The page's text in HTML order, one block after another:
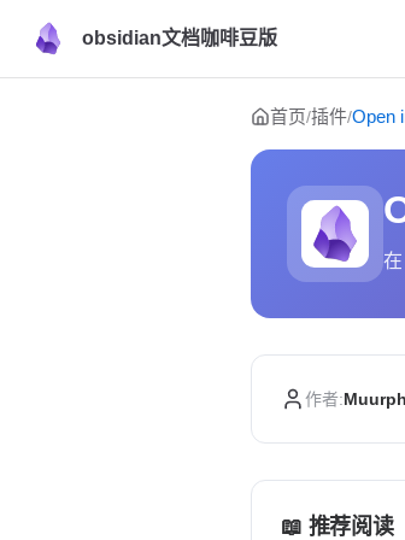
obsidian文档咖啡豆版
Skip to content
首页/插件/Open
作者:
📖 推荐阅读